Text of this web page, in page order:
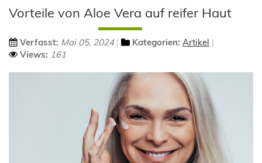
Vorteile von Aloe Vera auf reifer Haut
Verfasst: Mai 05, 2024 Kategorien: Artikel
Views: 161